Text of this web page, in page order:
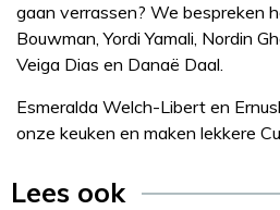
gaan verrassen? We bespreken
Bouwman, Yordi Yamali, Nordin
Veiga Dias en Danaë Daal.
Esmeralda Welch-Libert en
onze keuken en maken lekkere
Lees ook